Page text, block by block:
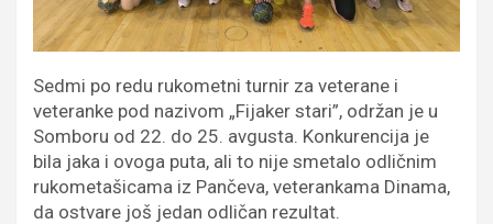
Sedmi po redu rukometni turnir za veterane i
veteranke pod nazivom „Fijaker stari”, održan je u
Somboru od 22. do 25. avgusta. Konkurencija je
bila jaka i ovoga puta, ali to nije smetalo odličnim
rukometašicama iz Pančeva, veterankama Dinama,
da ostvare još jedan odličan rezultat.